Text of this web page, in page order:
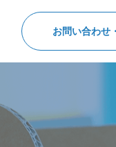
お問い合わせ